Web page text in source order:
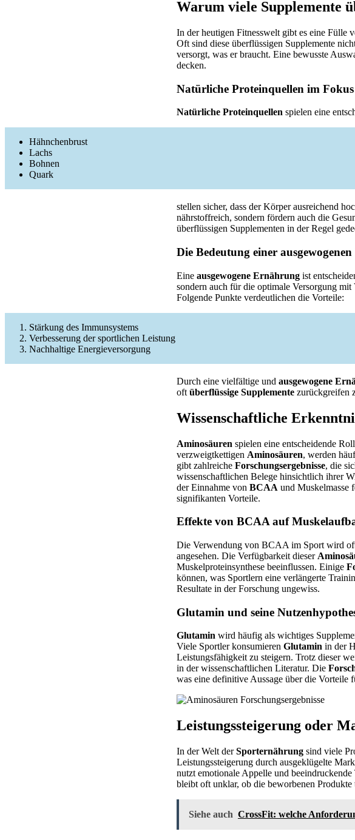
Warum viele Supplemente
In der heutigen Fitnesswelt gibt es eine Fülle
Oft sind diese überflüssigen Supplemente
versorgt, was er braucht. Eine bewusste
decken.
Natürliche Proteinquellen im Fokus
Natürliche Proteinquellen spielen eine
Hähnchenbrust
Lachs
Bohnen
Quark
stellen sicher, dass der Körper ausreichend
nährstoffreich, sondern fördern auch die
überflüssigen Supplementen in der Regel
Die Bedeutung einer
Eine ausgewogene Ernährung ist
sondern auch für die optimale Versorgung
Folgende Punkte verdeutlichen die Vorteile:
Stärkung des Immunsystems
Verbesserung der sportlichen Leistung
Nachhaltige Energieversorgung
Durch eine vielfältige und ausgewogene
oft überflüssige Supplemente zurückgreifen
Wissenschaftliche
Aminosäuren spielen eine entscheidende
verzweigtkettigen Aminosäuren, werden
gibt zahlreiche Forschungsergebnisse, die
wissenschaftlichen Belege hinsichtlich ihrer
der Einnahme von BCAA und Muskelmasse
signifikanten Vorteile.
Effekte von BCAA auf
Die Verwendung von BCAA im Sport wird
angesehen. Die Verfügbarkeit dieser
Muskelproteinsynthese beeinflussen. Einige
können, was Sportlern eine verlängerte
Resultate in der Forschung ungewiss.
Glutamin und seine
Glutamin wird häufig als wichtiges
Viele Sportler konsumieren Glutamin in der
Leistungsfähigkeit zu steigern. Trotz dieser
in der wissenschaftlichen Literatur. Die
was eine definitive Aussage über die Vorteile
Leistungssteigerung oder
In der Welt derSporternährung sind viele
Leistungssteigerung durch ausgeklügelte
nutzt emotionale Appelle und
bleibt oft unklar, ob die beworbenen
Siehe auch CrossFit: welche